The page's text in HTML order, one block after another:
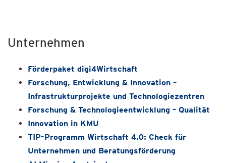
Unternehmen
Förderpaket digi4Wirtschaft
Forschung, Entwicklung & Innovation –
Infrastrukturprojekte und Technologiezentren
Forschung & Technologieentwicklung – Qualität
Innovation in KMU
TIP-Programm Wirtschaft 4.0: Check für
Unternehmen und Beratungsförderung